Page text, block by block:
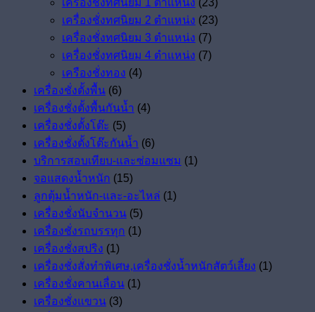
เครื่องชั่งทศนิยม 1 ตำแหน่ง (23)
เครื่องชั่งทศนิยม 2 ตำแหน่ง (23)
เครื่องชั่งทศนิยม 3 ตำแหน่ง (7)
เครื่องชั่งทศนิยม 4 ตำแหน่ง (7)
เครืองชั่งทอง (4)
เครื่องชั่งตั้งพื้น (6)
เครื่องชั่งตั้งพื้นกันน้ำ (4)
เครื่องชั่งตั้งโต๊ะ (5)
เครื่องชั่งตั้งโต๊ะกันน้ำ (6)
บริการสอบเทียบ-และซ่อมแซม (1)
จอแสดงน้ำหนัก (15)
ลูกตุ้มน้ำหนัก-และ-อะไหล่ (1)
เครื่องชั่งนับจำนวน (5)
เครื่องชั่งรถบรรทุก (1)
เครื่องชั่งสปริง (1)
เครื่องชั่งสั่งทำพิเศษ,เครื่องชั่งน้ำหนักสัตว์เลี้ยง (1)
เครื่องชั่งคานเลื่อน (1)
เครื่องชั่งแขวน (3)